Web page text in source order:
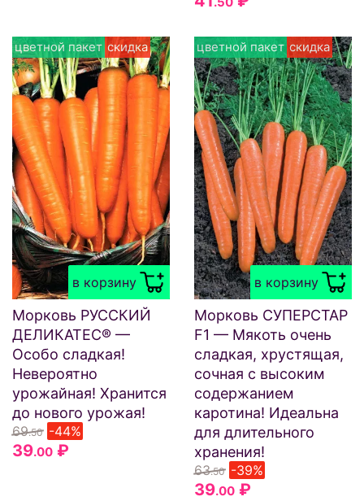
в корзину
цветной пакет скидка
Морковь РУССКИЙ
ДЕЛИКАТЕС® —
Особо сладкая!
Невероятно
урожайная! Хранится
до нового урожая!
69.50 -44%
39.00 ₽
в корзину
цветной пакет скидка
Морковь СУПЕРСТАР
F1 — Мякоть очень
сладкая, хрустящая,
сочная с высоким
содержанием
каротина! Идеальна
для длительного
хранения!
63.50 -39%
39.00 ₽